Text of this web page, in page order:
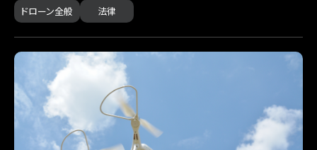
ドローン全般 法律